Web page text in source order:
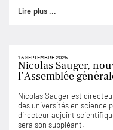
Lire plus ...
16 SEPTEMBRE 2025
Nicolas Sauger,
l’Assemblée
Nicolas Sauger est
des universités en science
directeur adjoint
sera son suppléant.